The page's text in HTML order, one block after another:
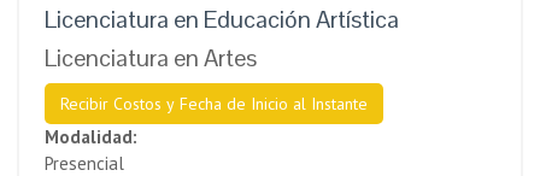
Licenciatura en Educación Artística
Licenciatura en Artes
Recibir Costos y Fecha de Inicio al Instante
Modalidad:
Presencial